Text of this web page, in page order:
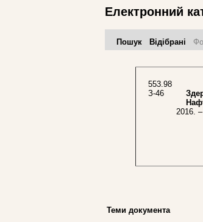
Електронний
Пошук Відібрані
553.98
З-46
2016.
Теми документа